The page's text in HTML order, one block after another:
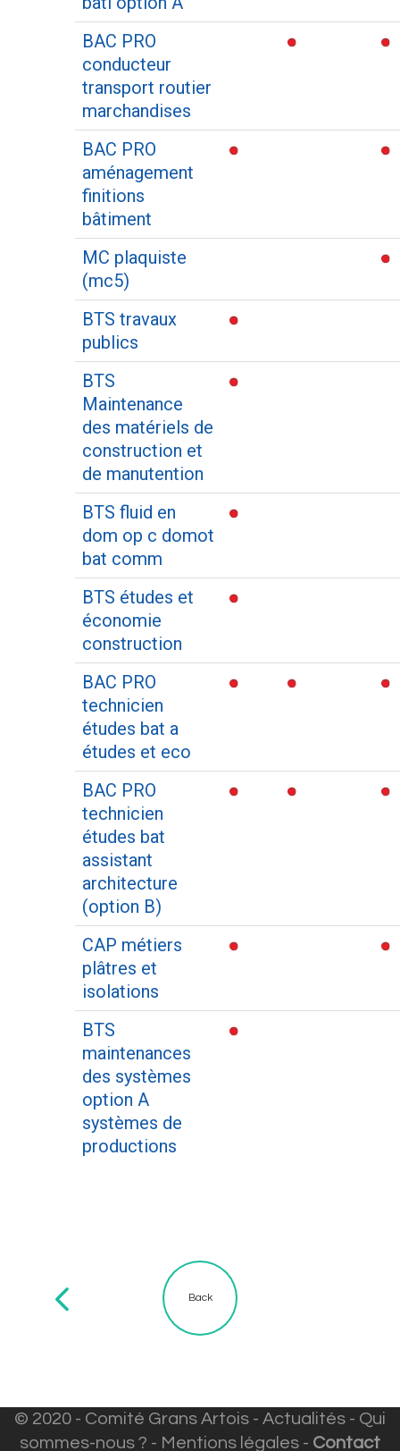
BAC PRO
conducteur
transport routier
marchandises
BAC PRO
aménagement
finitions
bâtiment
MC plaquiste
(mc5)
BTS travaux
publics
BTS
Maintenance
des matériels de
construction et
de manutention
BTS fluid en
dom op c domot
bat comm
BTS études et
économie
construction
BAC PRO
technicien
études bat a
études et eco
BAC PRO
technicien
études bat
assistant
architecture
(option B)
CAP métiers
plâtres et
isolations
BTS
maintenances
des systèmes
option A
systèmes de
productions
Back
© 2020 - Comité Grans Artois - Actualités - Qui
sommes-nous ? - Mentions légales - Contact